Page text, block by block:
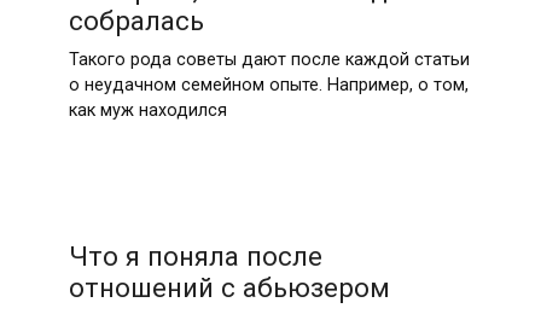
собралась
Такого рода советы дают после каждой статьи
о неудачном семейном опыте. Например, о том,
как муж находился
Что я поняла после
отношений с абьюзером